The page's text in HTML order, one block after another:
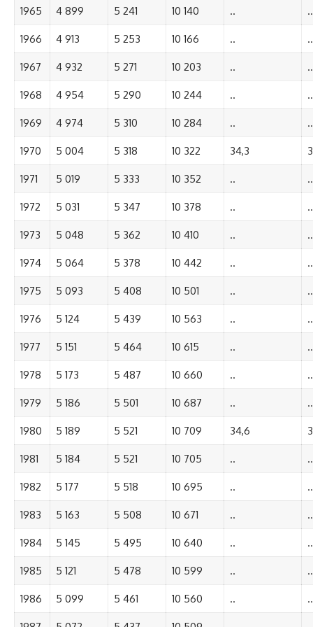
1965 4 899 5 241 10 140 .. ..
1966 4 913 5 253 10 166 .. ..
1967 4 932 5 271 10 203 .. ..
1968 4 954 5 290 10 244 .. ..
1969 4 974 5 310 10 284 .. ..
1970 5 004 5 318 10 322 34,3
1971 5 019 5 333 10 352 .. ..
1972 5 031 5 347 10 378 .. ..
1973 5 048 5 362 10 410 .. ..
1974 5 064 5 378 10 442 .. ..
1975 5 093 5 408 10 501 .. ..
1976 5 124 5 439 10 563 .. ..
1977 5 151 5 464 10 615 .. ..
1978 5 173 5 487 10 660 .. ..
1979 5 186 5 501 10 687 .. ..
1980 5 189 5 521 10 709 34,6
1981 5 184 5 521 10 705 .. ..
1982 5 177 5 518 10 695 .. ..
1983 5 163 5 508 10 671 .. ..
1984 5 145 5 495 10 640 .. ..
1985 5 121 5 478 10 599 .. ..
1986 5 099 5 461 10 560 .. ..